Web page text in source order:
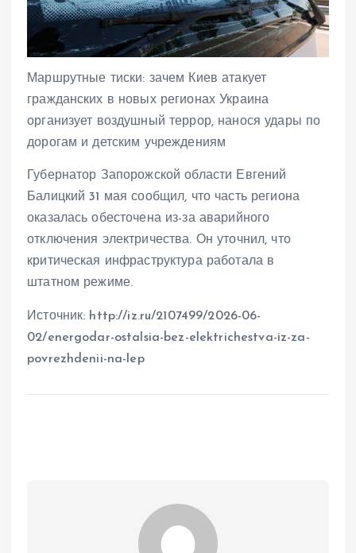
Маршрутные тиски: зачем Киев атакует
гражданских в новых регионах Украина
организует воздушный террор, нанося удары по
дорогам и детским учреждениям
Губернатор Запорожской области Евгений
Балицкий 31 мая сообщил, что часть региона
оказалась обесточена из-за аварийного
отключения электричества. Он уточнил, что
критическая инфраструктура работала в
штатном режиме.
Источник: http://iz.ru/2107499/2026-06-
02/energodar-ostalsia-bez-elektrichestva-iz-za-
povrezhdenii-na-lep